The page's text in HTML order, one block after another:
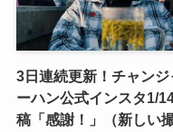
3日連続更新！チャンジ
ーハン公式インスタ1/
稿「感謝！」（新しい